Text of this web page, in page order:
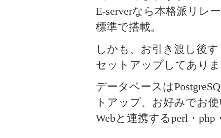
E-serverなら本格派リレ
標準で搭載。
しかも、お引き渡し後
セットアップしてあり
データベースは
トアップ、お好みでお
Webと連携するperl・